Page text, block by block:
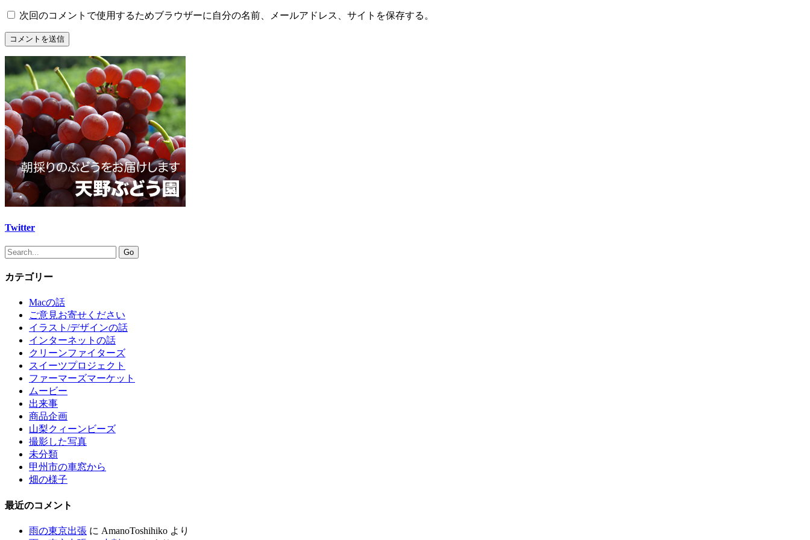
次回のコメントで使用するためブラウザーに自分の名前、メールアドレス、サイトを保存する。
Twitter
カテゴリー
Macの話
ご意見お寄せください
イラスト/デザインの話
インターネットの話
クリーンファイターズ
スイーツプロジェクト
ファーマーズマーケット
ムービー
出来事
商品企画
山梨クィーンビーズ
撮影した写真
未分類
甲州市の車窓から
畑の様子
最近のコメント
雨の東京出張 に AmanoToshihiko より